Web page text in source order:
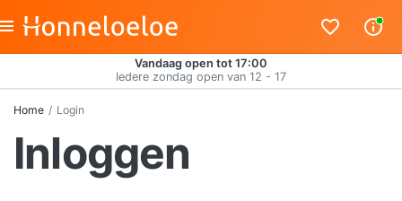
Vandaag open tot 17:00
Iedere zondag open van 12 - 17
Home Login
Inloggen